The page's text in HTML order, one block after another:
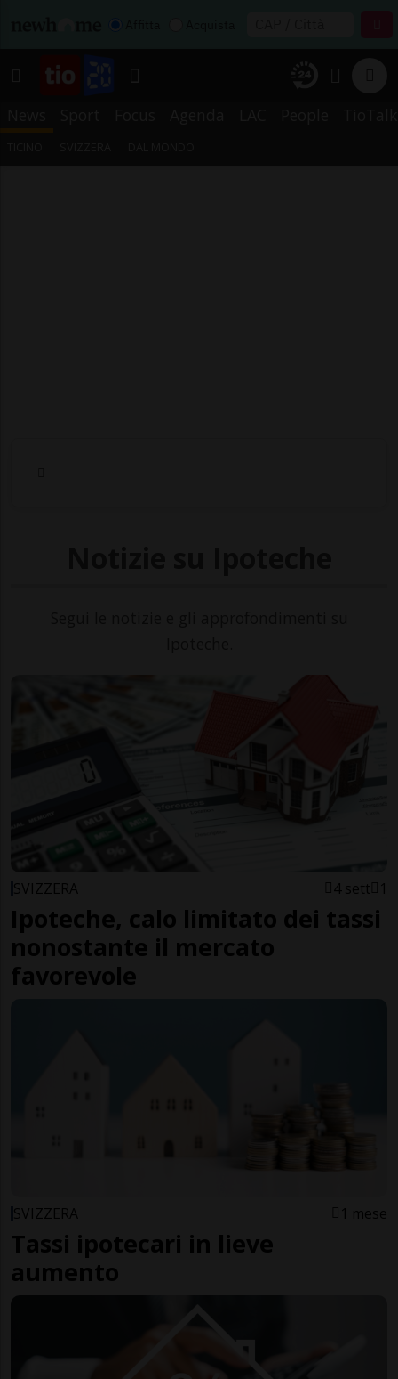
SVIZZERA 4 sett 1
Ipoteche, calo limitato dei tassi
nonostante il mercato
favorevole
SVIZZERA 1 mese
Tassi ipotecari in lieve
aumento